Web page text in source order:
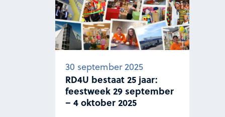
RD4U bestaat 25 jaar:
feestweek 29 september
– 4 oktober 2025
30 september 2025